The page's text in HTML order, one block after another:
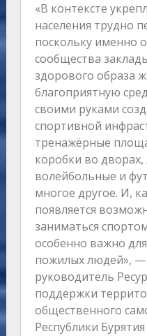
«В контексте
населения трудно
поскольку именно
сообщества
здорового образа
благоприятную
своими руками
спортивной
тренажёрные
коробки во
волейбольные и
многое другое. И,
появляется
заниматься
особенно важно
пожилых людей», —
руководитель
поддержки
общественного
Республики